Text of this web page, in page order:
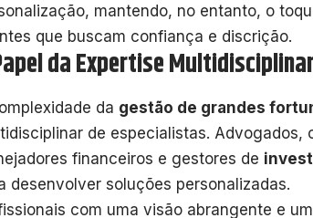
mantendo, no entanto, o
que buscam confiança e discrição.
da Expertise
da gestão de grandes
de especialistas. Advogados,
financeiros e gestores de
desenvolver soluções personalizadas.
com uma visão abrangente e